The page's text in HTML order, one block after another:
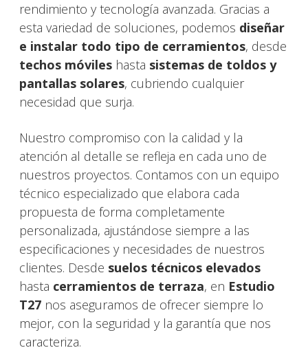
rendimiento y tecnología avanzada. Gracias a
esta variedad de soluciones, podemos diseñar
e instalar todo tipo de cerramientos, desde
techos móviles hasta sistemas de toldos y
pantallas solares, cubriendo cualquier
necesidad que surja.
Nuestro compromiso con la calidad y la
atención al detalle se refleja en cada uno de
nuestros proyectos. Contamos con un equipo
técnico especializado que elabora cada
propuesta de forma completamente
personalizada, ajustándose siempre a las
especificaciones y necesidades de nuestros
clientes. Desde suelos técnicos elevados
hasta cerramientos de terraza, en Estudio
T27 nos aseguramos de ofrecer siempre lo
mejor, con la seguridad y la garantía que nos
caracteriza.